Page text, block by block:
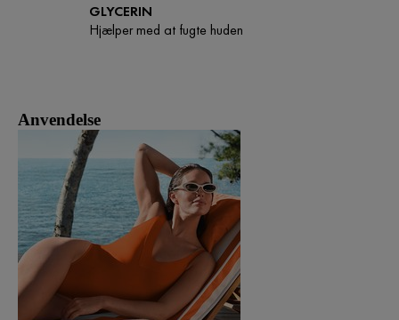
GLYCERIN
Hjælper med at fugte huden
Anvendelse